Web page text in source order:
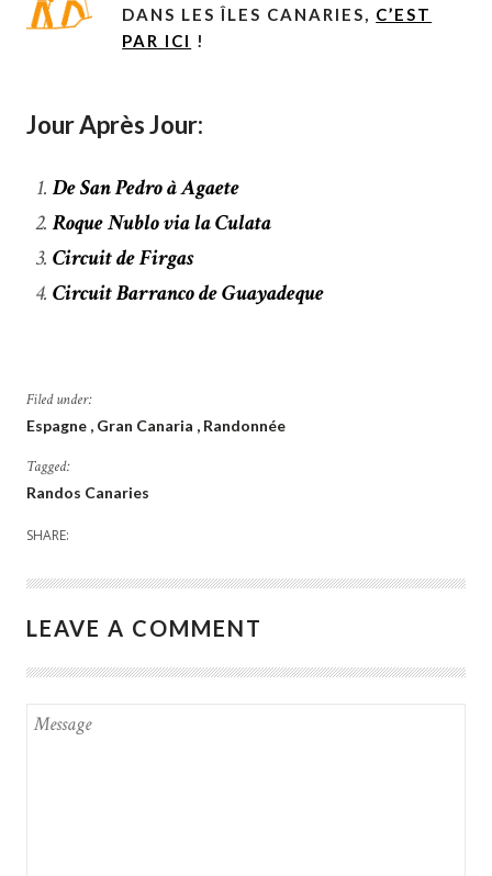
DANS LES ÎLES CANARIES, C’EST
PAR ICI !
Jour Après Jour:
De San Pedro à Agaete
Roque Nublo via la Culata
Circuit de Firgas
Circuit Barranco de Guayadeque
Filed under:
Espagne Gran Canaria Randonnée
Tagged:
Randos Canaries
SHARE:
LEAVE A COMMENT